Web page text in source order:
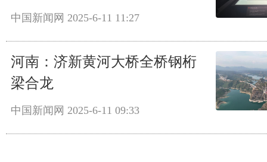
中国新闻网 2025-6-11 11:27
河南：济新黄河大桥全桥钢桁
梁合龙
中国新闻网 2025-6-11 09:33